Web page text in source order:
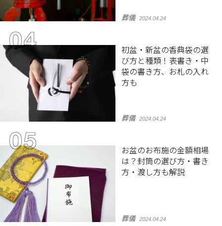
葬儀 2024.04.24
初盆・新盆の香典袋の選
び方と種類！表書き・中
袋の書き方、お札の入れ
方も
葬儀 2024.04.24
お盆のお布施の金額相場
は？封筒の選び方・書き
方・渡し方も解説
葬儀 2024.04.24